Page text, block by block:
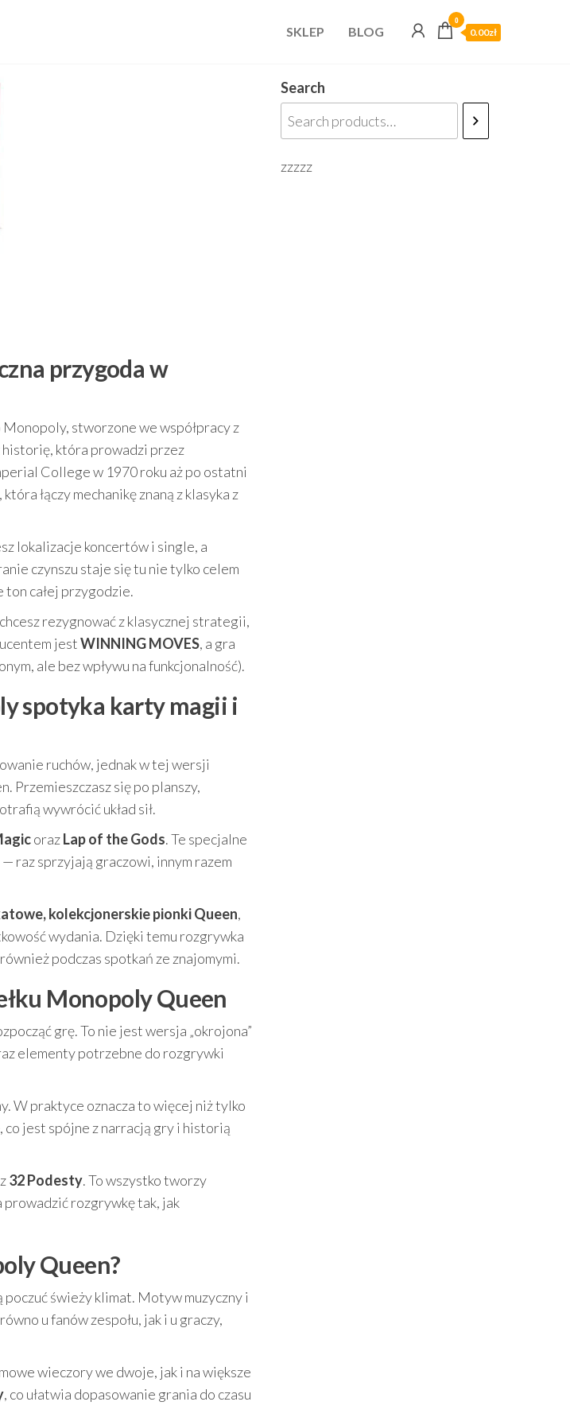
SKLEP BLOG
0
0.00zł
przygoda w
stworzone we współpracy z
historię, która prowadzi przez
College w 1970 roku aż po ostatni
łączy mechanikę znaną z klasyka z
lokalizacje koncertów i single, a
czynszu staje się tu nie tylko celem
ton całej przygodzie.
rezygnować z klasycznej strategii,
jestWINNING MOVES, a gra
ale bez wpływu na funkcjonalność).
spotyka karty magii i
ruchów, jednak w tej wersji
Przemieszczasz się po planszy,
wywrócić układ sił.
orazLap of the Gods. Te specjalne
raz sprzyjają graczowi, innym razem
kolekcjonerskie pionki Queen,
wydania. Dzięki temu rozgrywka
podczas spotkań ze znajomymi.
Monopoly Queen
grę. To nie jest wersja „okrojona”
elementy potrzebne do rozgrywki
W praktyce oznacza to więcej niż tylko
co jest spójne z narracją gry i historią
32 Podesty. To wszystko tworzy
rozgrywkę tak, jak
Queen?
świeży klimat. Motyw muzyczny i
u fanów zespołu, jak i u graczy,
wieczory we dwoje, jak i na większe
, co ułatwia dopasowanie grania do czasu
Search
zzzzz